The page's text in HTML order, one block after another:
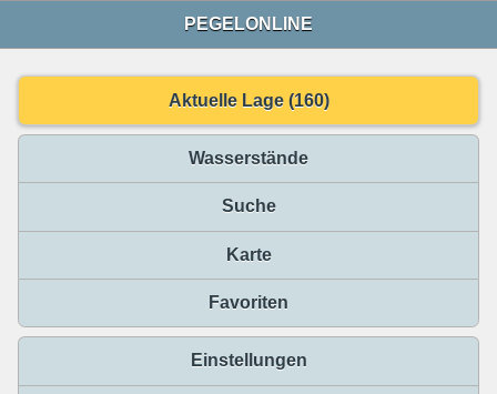
PEGELONLINE
Aktuelle Lage (160)
Wasserstände
Suche
Karte
Favoriten
Einstellungen